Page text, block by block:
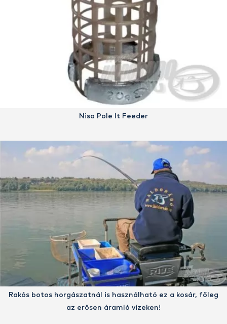
Nisa Pole It Feeder
Rakós botos horgászatnál is használható ez a kosár, főleg
az erősen áramló vizeken!